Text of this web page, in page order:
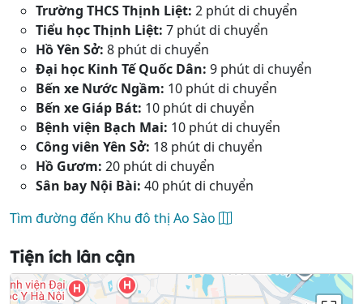
Trường THCS Thịnh Liệt: 2 phút di chuyển
Tiểu học Thịnh Liệt: 7 phút di chuyển
Hồ Yên Sở: 8 phút di chuyển
Đại học Kinh Tế Quốc Dân: 9 phút di chuyển
Bến xe Nước Ngầm: 10 phút di chuyển
Bến xe Giáp Bát: 10 phút di chuyển
Bệnh viện Bạch Mai: 10 phút di chuyển
Công viên Yên Sở: 18 phút di chuyển
Hồ Gươm: 20 phút di chuyển
Sân bay Nội Bài: 40 phút di chuyển
Tìm đường đến Khu đô thị Ao Sào
Tiện ích lân cận